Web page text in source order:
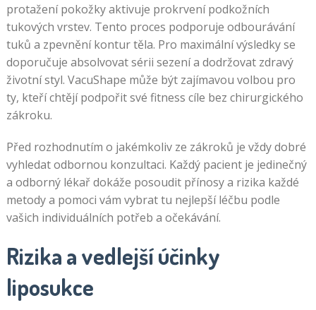
protažení pokožky aktivuje prokrvení podkožních
tukových vrstev. Tento proces podporuje odbourávání
tuků a zpevnění kontur těla. Pro maximální výsledky se
doporučuje absolvovat sérii sezení a dodržovat zdravý
životní styl. VacuShape může být zajímavou volbou pro
ty, kteří chtějí podpořit své fitness cíle bez chirurgického
zákroku.
Před rozhodnutím o jakémkoliv ze zákroků je vždy dobré
vyhledat odbornou konzultaci. Každý pacient je jedinečný
a odborný lékař dokáže posoudit přínosy a rizika každé
metody a pomoci vám vybrat tu nejlepší léčbu podle
vašich individuálních potřeb a očekávání.
Rizika a vedlejší účinky
liposukce